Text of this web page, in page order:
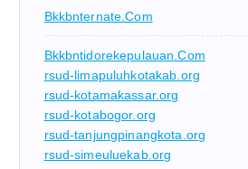
Bkkbnternate.com
Bkkbntidorekepulauan.com
rsud-limapuluhkotakab.org
rsud-kotamakassar.org
rsud-kotabogor.org
rsud-tanjungpinangkota.org
rsud-simeuluekab.org